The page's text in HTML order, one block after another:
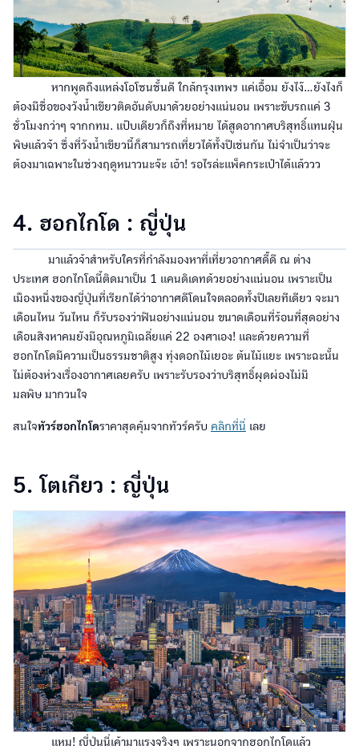
หากพูดถึงแหล่งโอโซนชั้นดี ใกล้กรุงเทพฯ แค่เอื้อม ยังไง๊...ยังไงก็
ต้องมีชื่อของวังน้ำเขียวติดอันดับมาด้วยอย่างแน่นอน เพราะขับรถแค่ 3
ชั่วโมงกว่าๆ จากกทม. แป๊บเดียวก็ถึงที่หมาย ได้สูดอากาศบริสุทธิ์แทนฝุ่น
พิษแล้วจ้า ซึ่งที่วังน้ำเขียวนี้ก็สามารถเที่ยวได้ทั้งปีเช่นกัน ไม่จำเป็นว่าจะ
ต้องมาเฉพาะในช่วงฤดูหนาวนะจ๊ะ เอ้า! รอไรล่ะแพ็คกระเป๋าได้แล้ววว
4. ฮอกไกโด : ญี่ปุ่น
มาแล้วจ้าสำหรับใครที่กำลังมองหาที่เที่ยวอากาศดี๊ดี ณ ต่าง
ประเทศ ฮอกไกโดนี้ติดมาเป็น 1 แคนดิเดทด้วยอย่างแน่นอน เพราะเป็น
เมืองหนึ่งของญี่ปุ่นที่เรียกได้ว่าอากาศดีโดนใจตลอดทั้งปีเลยทีเดียว จะมา
เดือนไหน วันไหน ก็รับรองว่าฟินอย่างแน่นอน ขนาดเดือนที่ร้อนที่สุดอย่าง
เดือนสิงหาคมยังมีอุณหภูมิเฉลี่ยแค่ 22 องศาเอง! และด้วยความที่
ฮอกไกโดมีความเป็นธรรมชาติสูง ทุ่งดอกไม้เยอะ ต้นไม้แยะ เพราะฉะนั้น
ไม่ต้องห่วงเรื่องอากาศเลยครับ เพราะรับรองว่าบริสุทธิ์ผุดผ่องไม่มี
มลพิษ มากวนใจ
สนใจทัวร์ฮอกไกโดราคาสุดคุ้มจากทัวร์ครับ คลิกที่นี่ เลย
5. โตเกียว : ญี่ปุ่น
แหม! ญี่ปุ่นนี่เค้ามาแรงจริงๆ เพราะนอกจากฮอกไกโดแล้ว